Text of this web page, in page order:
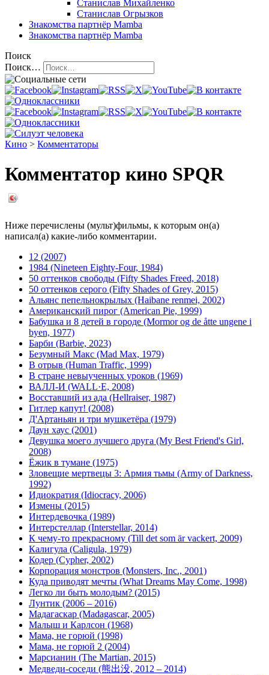
Станислав Михайленко
Станислав Огрызков
Знакомства партнёр Mamba
Знакомства партнёр Mamba
Поиск
Поиск…
Кино > Комментаторы
Комментатор кино SPQR
Ниже перечислены (мульт)фильмы, к которым он(а)
написал(а) какие-либо комментарии.
12 (2007)
1984 (Nineteen Eighty-Four, 1984)
50 оттенков свободы (Fifty Shades Freed, 2018)
50 оттенков серого (Fifty Shades of Grey, 2015)
Альянс пепельнокрылых (Haibane renmei, 2002)
Американский пирог (American Pie, 1999)
Бабушка и 8 детей в городе (Mormor og de åtte ungene i
byen, 1977)
Барби (Barbie, 2023)
Безумный Макс (Mad Max, 1979)
В отрыв (Human Traffic, 1999)
В стране невыученных уроков (1969)
ВАЛЛ-И (WALL·E, 2008)
Восставший из ада (Hellraiser, 1987)
Гитлер капут! (2008)
Д'Артаньян и три мушкетёра (1979)
Даун хаус (2001)
Девушка моего лучшего друга (My Best Friend's Girl,
2008)
Ёжик в тумане (1975)
Зловещие мертвецы 3: Армия тьмы (Army of Darkness,
1992)
Идиократия (Idiocracy, 2006)
Измены (2015)
Интердевочка (1989)
Интерстеллар (Interstellar, 2014)
К чему-то прекрасному (Till det som är vackert, 2009)
Калигула (Caligula, 1979)
Кодер (Cypher, 2002)
Корпорация монстров (Monsters, Inc., 2001)
Куда приводят мечты (What Dreams May Come, 1998)
Легко ли быть молодым? (2015)
Лунтик (2006 – 2016)
Мадагаскар (Madagascar, 2005)
Малыш и Карлсон (1968)
Мама, не горюй (1998)
Мама, не горюй 2 (2004)
Марсианин (The Martian, 2015)
Медведи-соседи (熊出没, 2012 – 2014)